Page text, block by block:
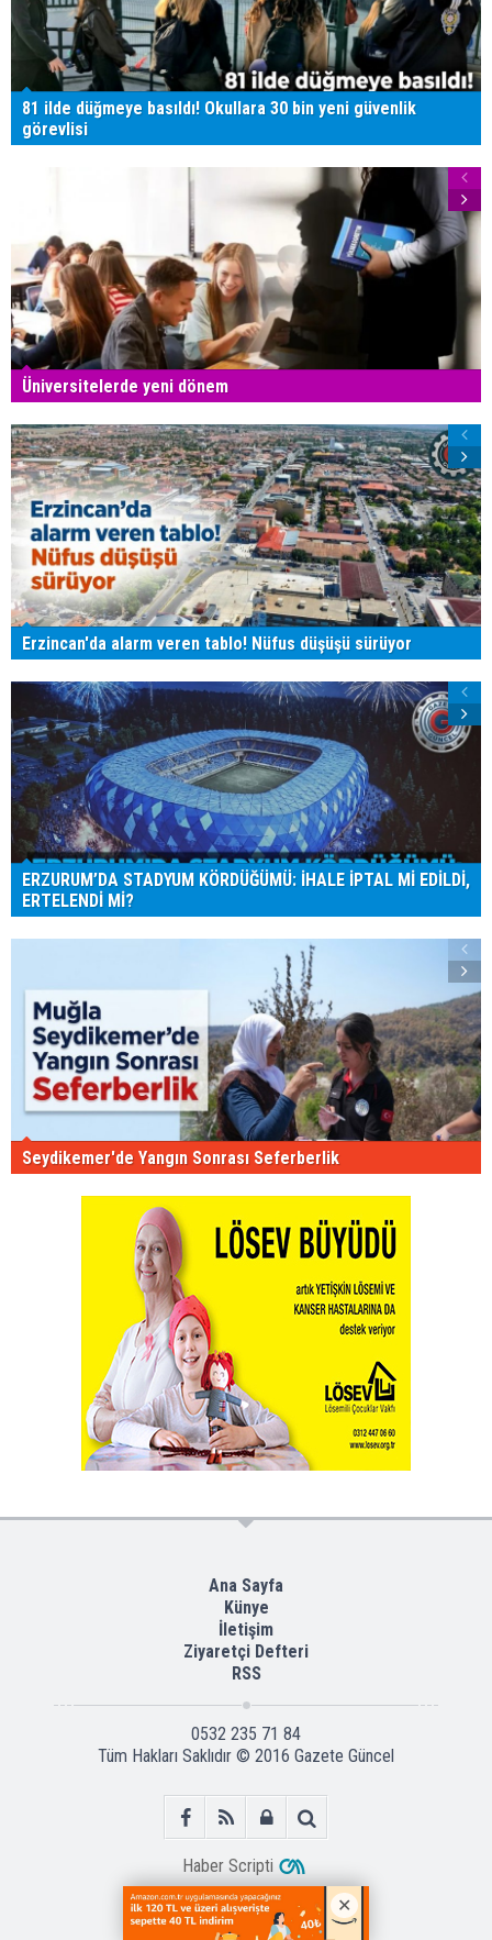
81 ilde düğmeye basıldı! Okullara 30 bin yeni güvenlik
görevlisi
Üniversitelerde yeni dönem
Erzincan'da alarm veren tablo! Nüfus düşüşü sürüyor
ERZURUM’DA STADYUM KÖRDÜĞÜMÜ: İHALE İPTAL Mİ EDİLDİ,
ERTELENDİ Mİ?
Seydikemer'de Yangın Sonrası Seferberlik
Ana Sayfa
Künye
İletişim
Ziyaretçi Defteri
RSS
0532 235 71 84
Tüm Hakları Saklıdır © 2016 Gazete Güncel
Haber Scripti